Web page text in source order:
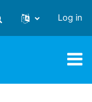
search input
Log in